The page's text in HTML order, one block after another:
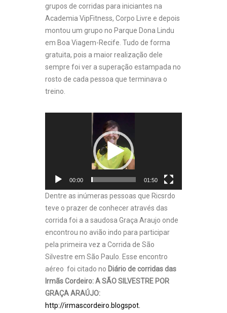
grupos de corridas para iniciantes na
Academia VipFitness, Corpo Livre e depois
montou um grupo no Parque Dona Lindu
em Boa Viagem-Recife. Tudo de forma
gratuita, pois a maior realização dele
sempre foi ver a superação estampada no
rosto de cada pessoa que terminava o
treino.
00:00 01:50
Dentre as inúmeras pessoas que Ricsrdo
teve o prazer de conhecer através das
corrida foi a a saudosa Graça Araujo onde
encontrou no avião indo para participar
pela primeira vez a Corrida de São
Silvestre em São Paulo. Esse encontro
aéreo foi citado no Diário de corridas das
Irmãs Cordeiro: A SÃO SILVESTRE POR
GRAÇA ARAÚJO:
http://irmascordeiro.blogspot.